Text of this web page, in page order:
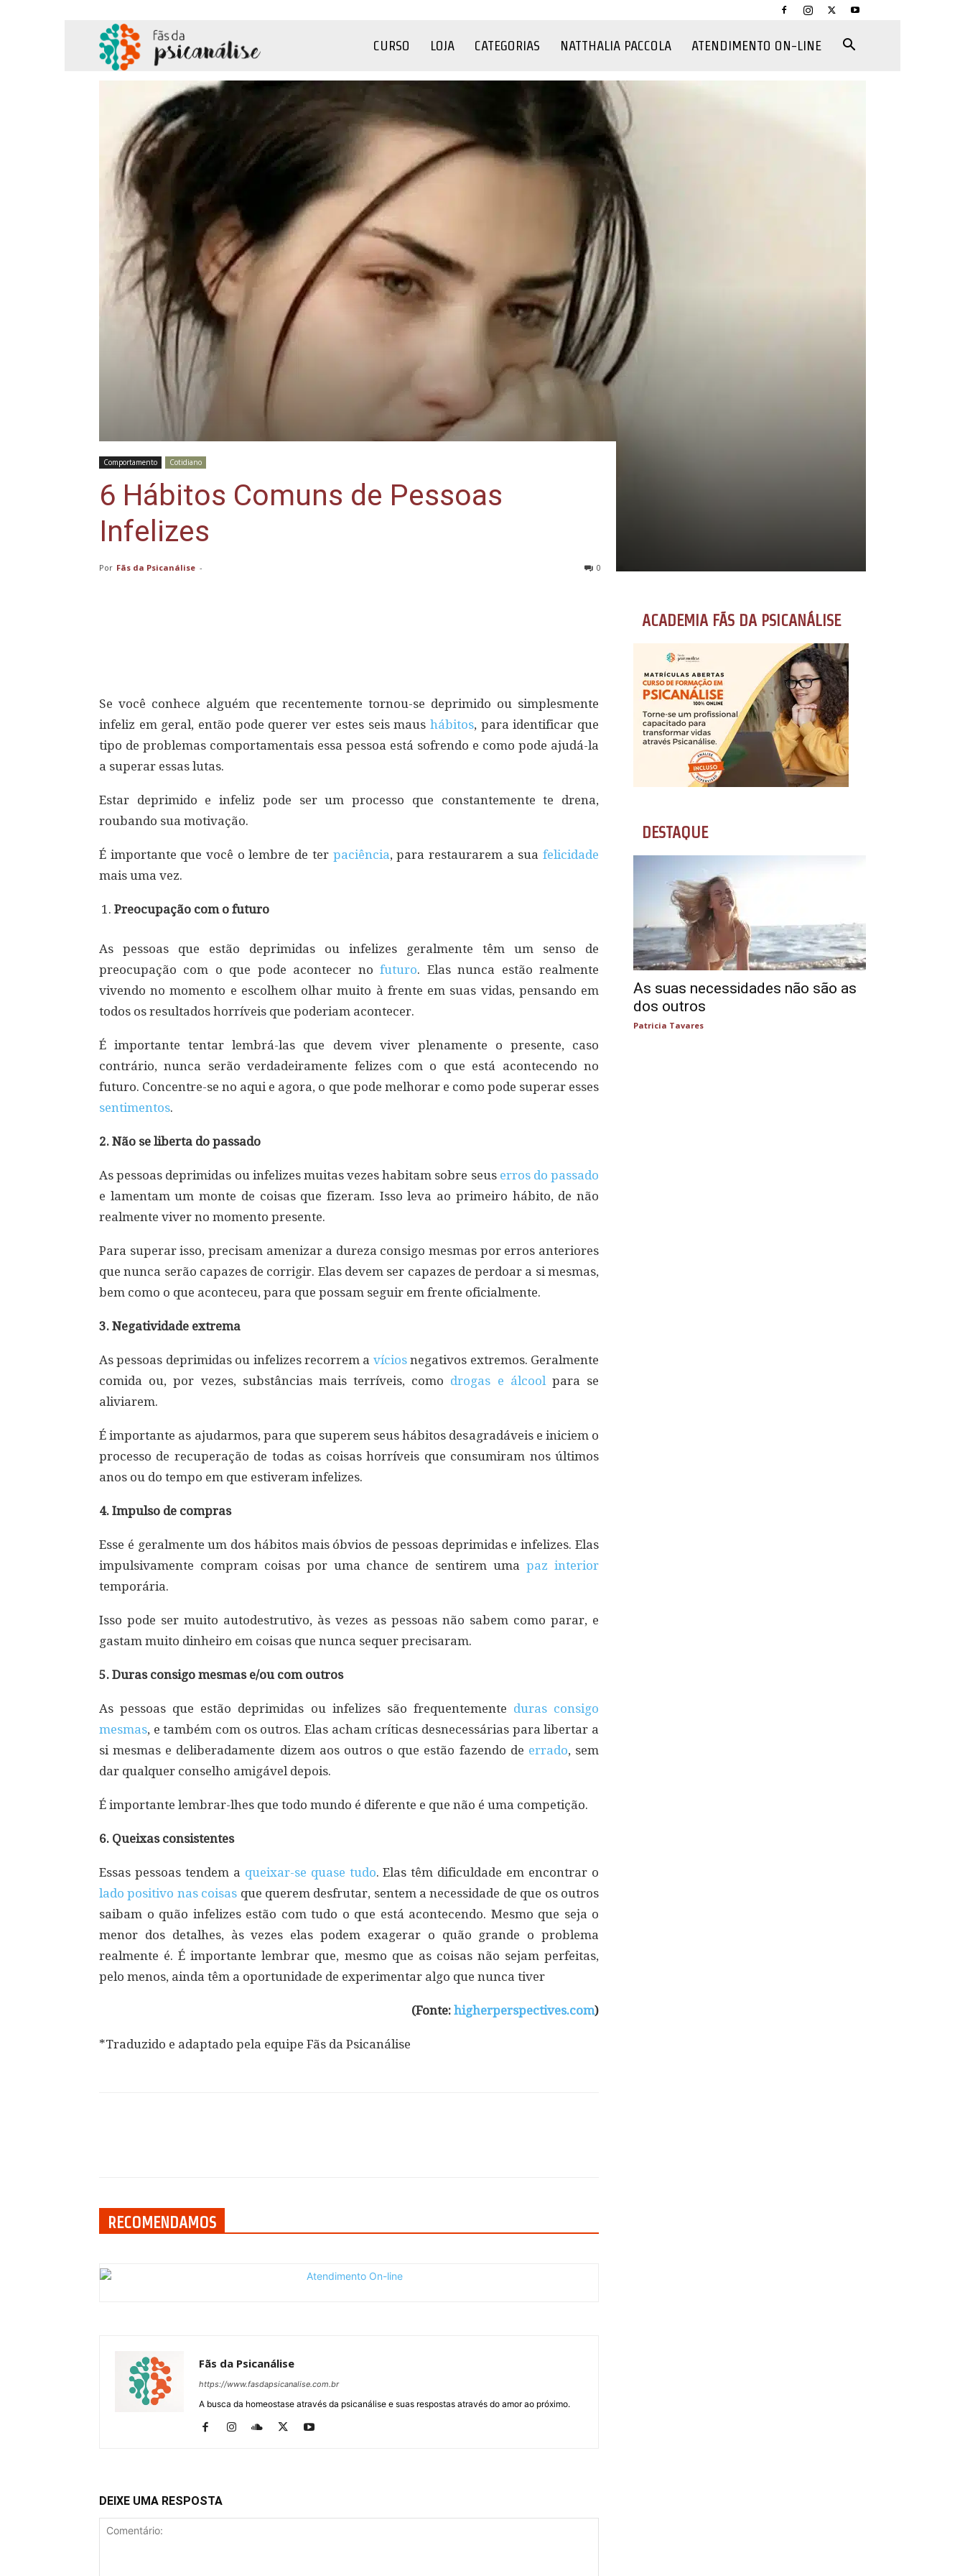
Psicanálise
CURSO LOJA CATEGORIAS NATTHALIA PACCOLA ATENDIMENTO ON-LINE
Comportamento Cotidiano
6 Hábitos Comuns de Pessoas
Infelizes
Por Fãs da Psicanálise - 0
Se você conhece alguém que recentemente tornou-se deprimido ou simplesmente
infeliz em geral, então pode querer ver estes seis maus hábitos, para identificar que
tipo de problemas comportamentais essa pessoa está sofrendo e como pode ajudá-la
a superar essas lutas.
Estar deprimido e infeliz pode ser um processo que constantemente te drena,
roubando sua motivação.
É importante que você o lembre de ter paciência, para restaurarem a suafelicidade
mais uma vez.
Preocupação com o futuro
As pessoas que estão deprimidas ou infelizes geralmente têm um senso de
preocupação com o que pode acontecer nofuturo. Elas nunca estão realmente
vivendo no momento e escolhem olhar muito à frente em suas vidas, pensando em
todos os resultados horríveis que poderiam acontecer.
É importante tentar lembrá-las que devem viver plenamente o presente, caso
contrário, nunca serão verdadeiramente felizes com o que está acontecendo no
futuro. Concentre-se no aqui e agora, o que pode melhorar e como pode superar esses
sentimentos.
2. Não se liberta do passado
As pessoas deprimidas ou infelizes muitas vezes habitam sobre seus erros do passado
e lamentam um monte de coisas que fizeram. Isso leva ao primeiro hábito, de não
realmente viver no momento presente.
Para superar isso, precisam amenizar a dureza consigo mesmas por erros anteriores
que nunca serão capazes de corrigir. Elas devem ser capazes de perdoar a si mesmas,
bem como o que aconteceu, para que possam seguir em frente oficialmente.
3. Negatividade extrema
As pessoas deprimidas ou infelizes recorrem a víciosnegativos extremos. Geralmente
comida ou, por vezes, substâncias mais terríveis, como drogas e álcoolpara se
aliviarem.
É importante as ajudarmos, para que superem seus hábitos desagradáveis e iniciem o
processo de recuperação de todas as coisas horríveis que consumiram nos últimos
anos ou do tempo em que estiveram infelizes.
4. Impulso de compras
Esse é geralmente um dos hábitos mais óbvios de pessoas deprimidas e infelizes. Elas
impulsivamente compram coisas por uma chance de sentirem umapaz interior
temporária.
Isso pode ser muito autodestrutivo, às vezes as pessoas não sabem como parar, e
gastam muito dinheiro em coisas que nunca sequer precisaram.
5. Duras consigo mesmas e/ou com outros
As pessoas que estão deprimidas ou infelizes são frequentemente duras consigo
mesmas, e também com os outros. Elas acham críticas desnecessárias para libertar a
si mesmas e deliberadamente dizem aos outros o que estão fazendo de errado, sem
dar qualquer conselho amigável depois.
É importante lembrar-lhes que todo mundo é diferente e que não é uma competição.
6. Queixas consistentes
Essas pessoas tendem a queixar-se quase tudo. Elas têm dificuldade em encontrar o
lado positivo nas coisas que querem desfrutar, sentem a necessidade de que os outros
saibam o quão infelizes estão com tudo o que está acontecendo. Mesmo que seja o
menor dos detalhes, às vezes elas podem exagerar o quão grande o problema
realmente é. É importante lembrar que, mesmo que as coisas não sejam perfeitas,
pelo menos, ainda têm a oportunidade de experimentar algo que nunca tiver
(Fonte: higherperspectives.com)
*Traduzido e adaptado pela equipe Fãs da Psicanálise
RECOMENDAMOS
Fãs da Psicanálise
https://www.fasdapsicanalise.com.br
A busca da homeostase através da psicanálise e suas respostas através do amor ao próximo.
DEIXE UMA RESPOSTA
ACADEMIA FÃS DA PSICANÁLISE
DESTAQUE
As suas necessidades não são as
dos outros
Patricia Tavares